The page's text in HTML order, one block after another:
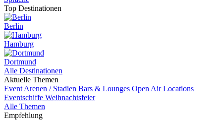
Top Destinationen
Berlin
Hamburg
Dortmund
Alle Destinationen
Aktuelle Themen
Event Arenen / Stadien Bars & Lounges Open Air Locations
Eventschiffe Weihnachtsfeier
Alle Themen
Empfehlung